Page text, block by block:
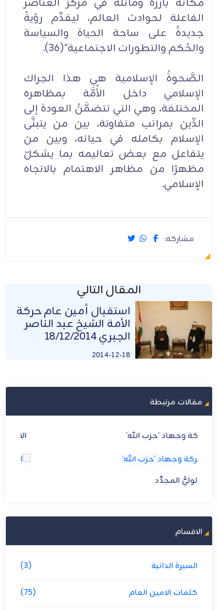
الفاعلة لحوادث العالم، ليقدِّم رؤيةً
جديدةً على ساحة الحياة والسياسة
والحُكم والتطورات الاجتماعية"(36).
الصَّحوةُ الإسلامية هي هذا الحِراك
الإسلامي داخل الأُمَّة بمظاهره
المختلفة، وهي التي تتضمَّنُ العودة إلى
الدِّين بمراتب متفاوتة، بين من يتبنَّى
الإسلام بكامله في حياته، وبين من
يتفاعل مع بعض تعاليمه بما يشكلّ
مظهرًا من مظاهر الاهتمام بالاتجاه
الإسلامي.
مشاركة:
المقال التالي
استقبال أمين عام حركة
الأمة الشيخ عبد الناصر
الجبري 18/12/2014
2014-12-18
مقالات مرتبطة
الاستفادة من الفنون
الاقسام
السيرة الذاتية (3)
كلمات الامين العام (75)